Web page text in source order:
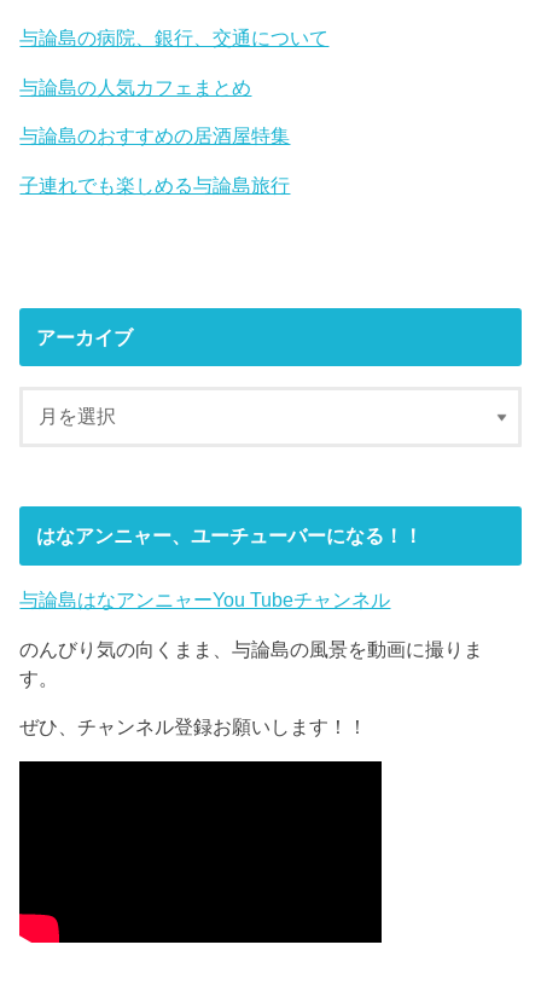
与論島の病院、銀行、交通について
与論島の人気カフェまとめ
与論島のおすすめの居酒屋特集
子連れでも楽しめる与論島旅行
アーカイブ
はなアンニャー、ユーチューバーになる！！
与論島はなアンニャーYou Tubeチャンネル
のんびり気の向くまま、与論島の風景を動画に撮りま
す。
ぜひ、チャンネル登録お願いします！！